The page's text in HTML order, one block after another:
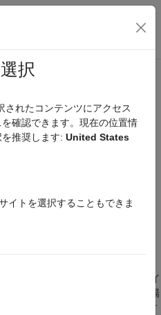
ビゲーション メ
ラリの展開
ブラリの開発
ージ化して展開します。
カスタマイズ ファイルと登録ファイ
ス可能な MATLAB® 検索パスの場
に既に別の登録ファイルが存在す
択
されたコンテンツにアクセス
確認できます。現在の位置情
推奨します: United States
イトを選択することもできま